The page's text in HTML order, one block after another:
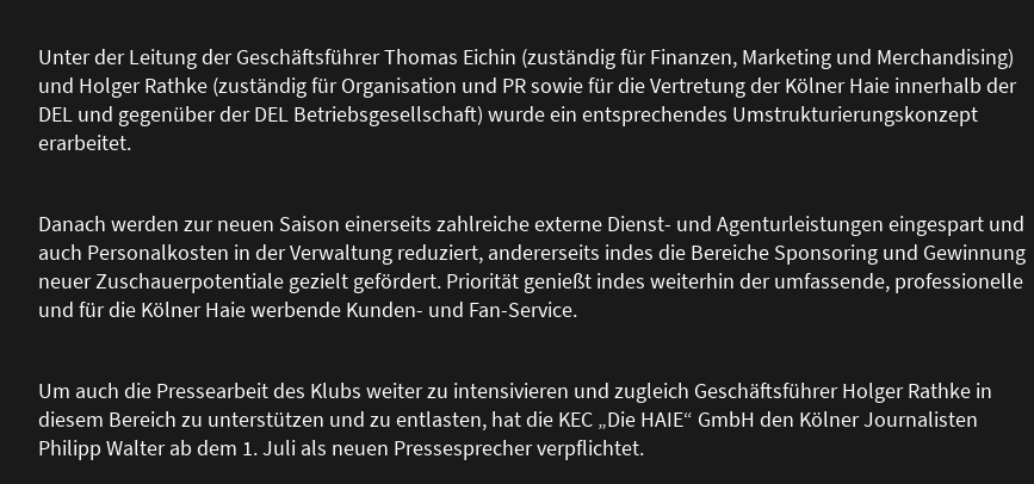
Unter der Leitung der Geschäftsführer Thomas Eichin (zuständig für Finanzen, Marketing und Merchandising)
und Holger Rathke (zuständig für Organisation und PR sowie für die Vertretung der Kölner Haie innerhalb der
DEL und gegenüber der DEL Betriebsgesellschaft) wurde ein entsprechendes Umstrukturierungskonzept
erarbeitet.
Danach werden zur neuen Saison einerseits zahlreiche externe Dienst- und Agenturleistungen eingespart und
auch Personalkosten in der Verwaltung reduziert, andererseits indes die Bereiche Sponsoring und Gewinnung
neuer Zuschauerpotentiale gezielt gefördert. Priorität genießt indes weiterhin der umfassende, professionelle
und für die Kölner Haie werbende Kunden- und Fan-Service.
Um auch die Pressearbeit des Klubs weiter zu intensivieren und zugleich Geschäftsführer Holger Rathke in
diesem Bereich zu unterstützen und zu entlasten, hat die KEC „Die HAIE“ GmbH den Kölner Journalisten
Philipp Walter ab dem 1. Juli als neuen Pressesprecher verpflichtet.